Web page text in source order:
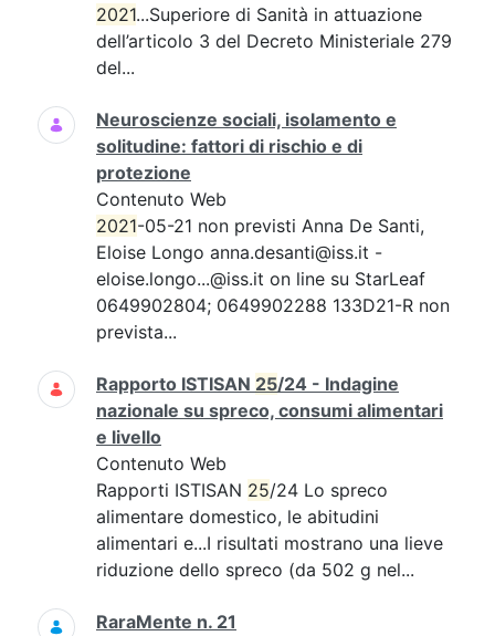
2021...Superiore di Sanità in attuazione
dell’articolo 3 del Decreto Ministeriale 279
del...
Neuroscienze sociali, isolamento e
solitudine: fattori di rischio e di
protezione
Contenuto Web
2021-05-21 non previsti Anna De Santi,
Eloise Longo anna.desanti@iss.it -
eloise.longo...@iss.it on line su StarLeaf
0649902804; 0649902288 133D21-R non
prevista...
Rapporto ISTISAN 25/24 - Indagine
nazionale su spreco, consumi alimentari
e livello
Contenuto Web
Rapporti ISTISAN 25/24 Lo spreco
alimentare domestico, le abitudini
alimentari e...I risultati mostrano una lieve
riduzione dello spreco (da 502 g nel...
RaraMente n. 21